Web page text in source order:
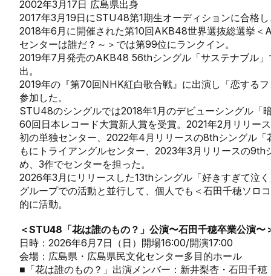
2002年3月17日 広島県出身
2017年3月19日にSTU48第1期生オーディションに合格
2018年6月に開催された第10回AKB48世界選抜総選挙
センターは誰だ？～＞では第99位にランクイン。
2019年7月発売のAKB48 56thシングル「サステナブル
出。
2019年の『第70回NHK紅白歌合戦』に出演し「恋する
参加した。
STU48のシングルでは2018年1月のデビューシングル「
60回日本レコード大賞新人賞を受賞。2021年2月リリー
初の単独センター、2022年4月リリースの8thシングル
もにトライアングルセンター、2023年3月リリースの
め、3作でセンターを担った。
2026年3月にリリースした13thシングル「好きすぎて泣
グループでの活動と並行して、個人でも＜石田千穂ソロ
的に活動。
＜STU48「花は誰のもの？」公演〜石田千穂卒業公演〜
日時：2026年6月7日（日）開場16:00/開演17:00
会場：広島県・広島県民文化センター多目的ホール
■「花は誰のもの？」出演メンバー：新井梨杏・石田千